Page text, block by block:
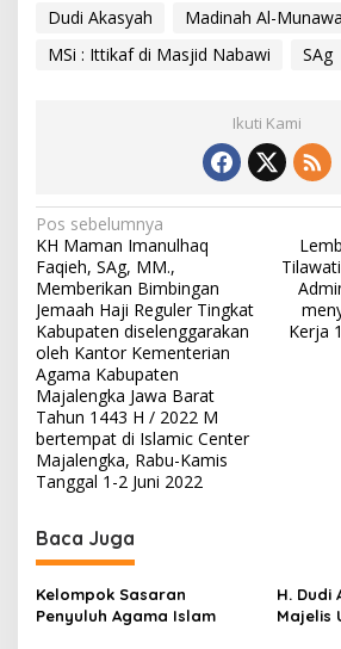
Dudi Akasyah
Madinah Al-
MSi : Ittikaf di Masjid Nabawi
SAg
Ikuti Kami
N
a
v
i
g
a
s
i
p
o
s
Pos sebelumnya
KH Maman Imanulhaq
Faqieh, SAg, MM.,
Memberikan Bimbingan
Jemaah Haji Reguler Tingkat
Kabupaten diselenggarakan
oleh Kantor Kementerian
Agama Kabupaten
Majalengka Jawa Barat
Tahun 1443 H / 2022 M
bertempat di Islamic Center
Majalengka, Rabu-Kamis
Tanggal 1-2 Juni 2022
Kerja
Baca Juga
Kelompok Sasaran
Penyuluh Agama Islam
H. Dudi
Majelis